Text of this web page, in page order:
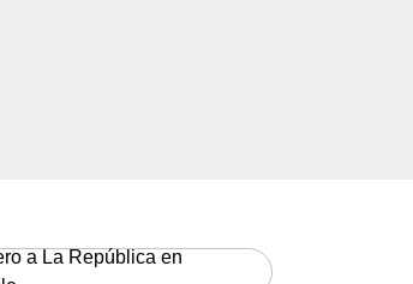
a La República en